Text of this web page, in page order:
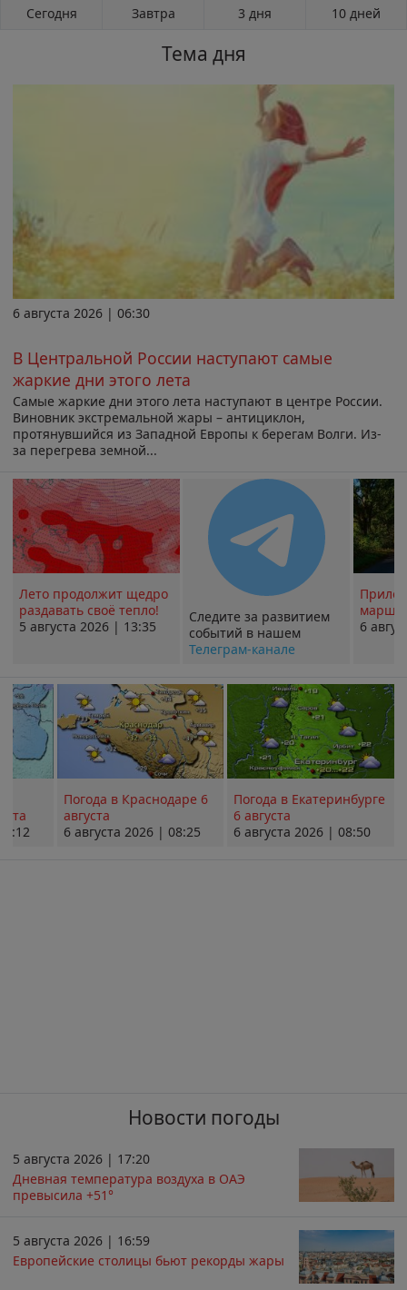
Сегодня Завтра 3 дня 10 дней
Тема дня
6 августа 2026 | 06:30
В Центральной России наступают самые
жаркие дни этого лета
Самые жаркие дни этого лета наступают в центре России.
Виновник экстремальной жары – антициклон,
протянувшийся из Западной Европы к берегам Волги. Из-
за перегрева земной...
Лето продолжит щедро
раздавать своё тепло!
5 августа 2026 | 13:35
Следите за развитием
событий в нашем
Телеграм-канале
6
Погода в Краснодаре 6
августа
6 августа 2026 | 08:25
Погода в Екатеринбурге
6 августа
6 августа 2026 | 08:50
Новости погоды
5 августа 2026 | 17:20
Дневная температура воздуха в ОАЭ
превысила +51°
5 августа 2026 | 16:59
Европейские столицы бьют рекорды жары